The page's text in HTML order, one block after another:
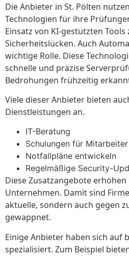
Die Anbieter in St. Pölten
Technologien für ihre
Einsatz von KI-gestützten
Sicherheitslücken. Auch
wichtige Rolle. Diese
schnelle und präzise
Bedrohungen frühzeitig
Viele dieser Anbieter bieten
Dienstleistungen an.
IT-Beratung
Schulungen für Mitarbeiter
Notfallpläne entwickeln
Regelmäßige Security-
Diese Zusatzangebote
Unternehmen. Damit sind
aktuelle, sondern auch gegen
gewappnet.
Einige Anbieter haben sich auf
spezialisiert. Zum Beispiel